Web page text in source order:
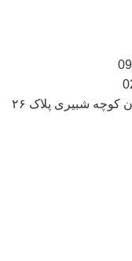
آدرس: کرج خیابان شهید بهشتی خیابان آبان کوچه شبیری پلاک ۲۶